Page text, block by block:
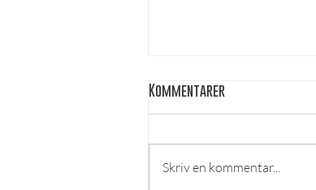
Kommentarer
Skriv en kommentar...